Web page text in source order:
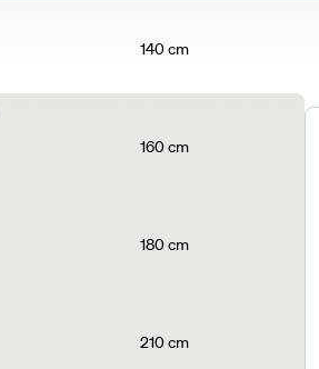
140 cm
160 cm
180 cm
210 cm